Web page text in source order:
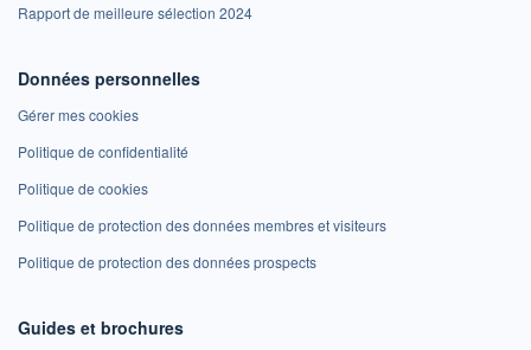
Rapport de meilleure sélection 2024
Données personnelles
Gérer mes cookies
Politique de confidentialité
Politique de cookies
Politique de protection des données membres et visiteurs
Politique de protection des données prospects
Guides et brochures